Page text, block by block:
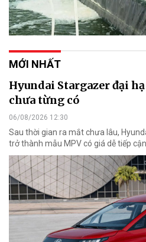
MỚI NHẤT
Hyundai Stargazer đại
chưa từng có
06/08/2026 12:30
Sau thời gian ra mắt chưa lâu,
trở thành mẫu MPV có giá dễ tiếp